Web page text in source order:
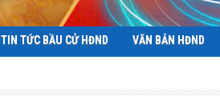
TIN TỨC BẦU CỬ HĐND VĂN BẢN HĐND